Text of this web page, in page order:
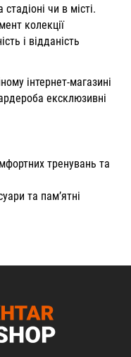
чи в місті.
колекції
і відданість
інтернет-магазині
ексклюзивні
тренувань та
та пам’ятні